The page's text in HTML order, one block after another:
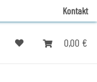
Kontakt
0,00 €